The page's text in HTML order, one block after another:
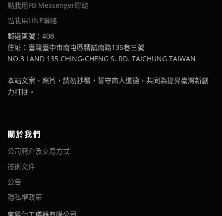
點我用FB Messenger聯絡
點我用LINE聯絡
郵遞區號：408
住址：臺灣臺中市南屯區精誠南路135巷三號
NO.3 LAND 135 CHING-CHENG S. RD. TAICHUNG TAIWAN
本站文案、照片，請勿抄襲，誓守商人道德，共同為提昇臺灣新創
力打拼。
關於我們
公司簡介及交易方式
技術文件
公告
隱私權政策